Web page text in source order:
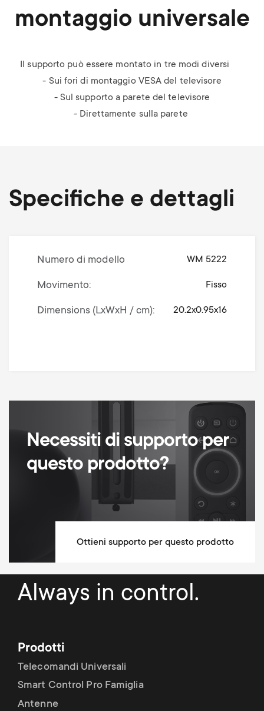
montaggio universale
Il supporto può essere montato in tre modi diversi
- Sui fori di montaggio VESA del televisore
- Sul supporto a parete del televisore
- Direttamente sulla parete
Specifiche e dettagli
Numero di modello WM 5222
Movimento Fisso
Dimensions (LxWxH / cm) 20.2x0.95x16
Necessiti di supporto per
questo prodotto?
Ottieni supporto per questo prodotto
Always in control.
Prodotti
Telecomandi Universali
Smart Control Pro Famiglia
Antenne